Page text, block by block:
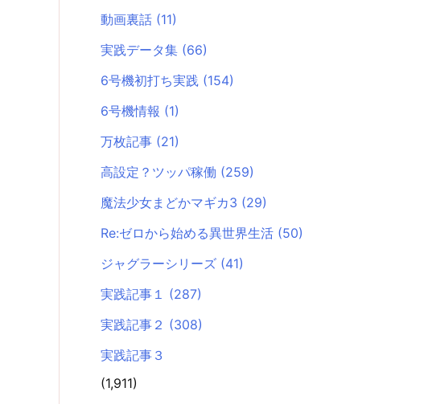
動画裏話 (11)
実践データ集 (66)
6号機初打ち実践 (154)
6号機情報 (1)
万枚記事 (21)
高設定？ツッパ稼働 (259)
魔法少女まどかマギカ3 (29)
Re:ゼロから始める異世界生活 (50)
ジャグラーシリーズ (41)
実践記事１ (287)
実践記事２ (308)
実践記事３
(1,911)